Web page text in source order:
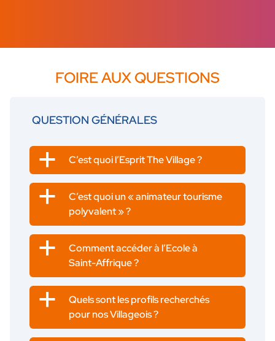
FOIRE AUX QUESTIONS
QUESTION GÉNÉRALES
a C’est quoi l’Esprit The Village ?
a
C’est quoi un « animateur tourisme
polyvalent » ?
a
Comment accéder à l’Ecole à
Saint-Affrique ?
a
Quels sont les profils recherchés
pour nos Villageois ?